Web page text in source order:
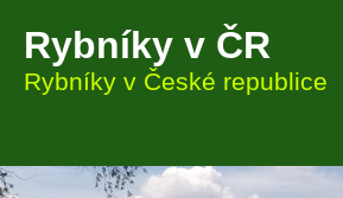
Rybníky v ČR
Rybníky v České republice